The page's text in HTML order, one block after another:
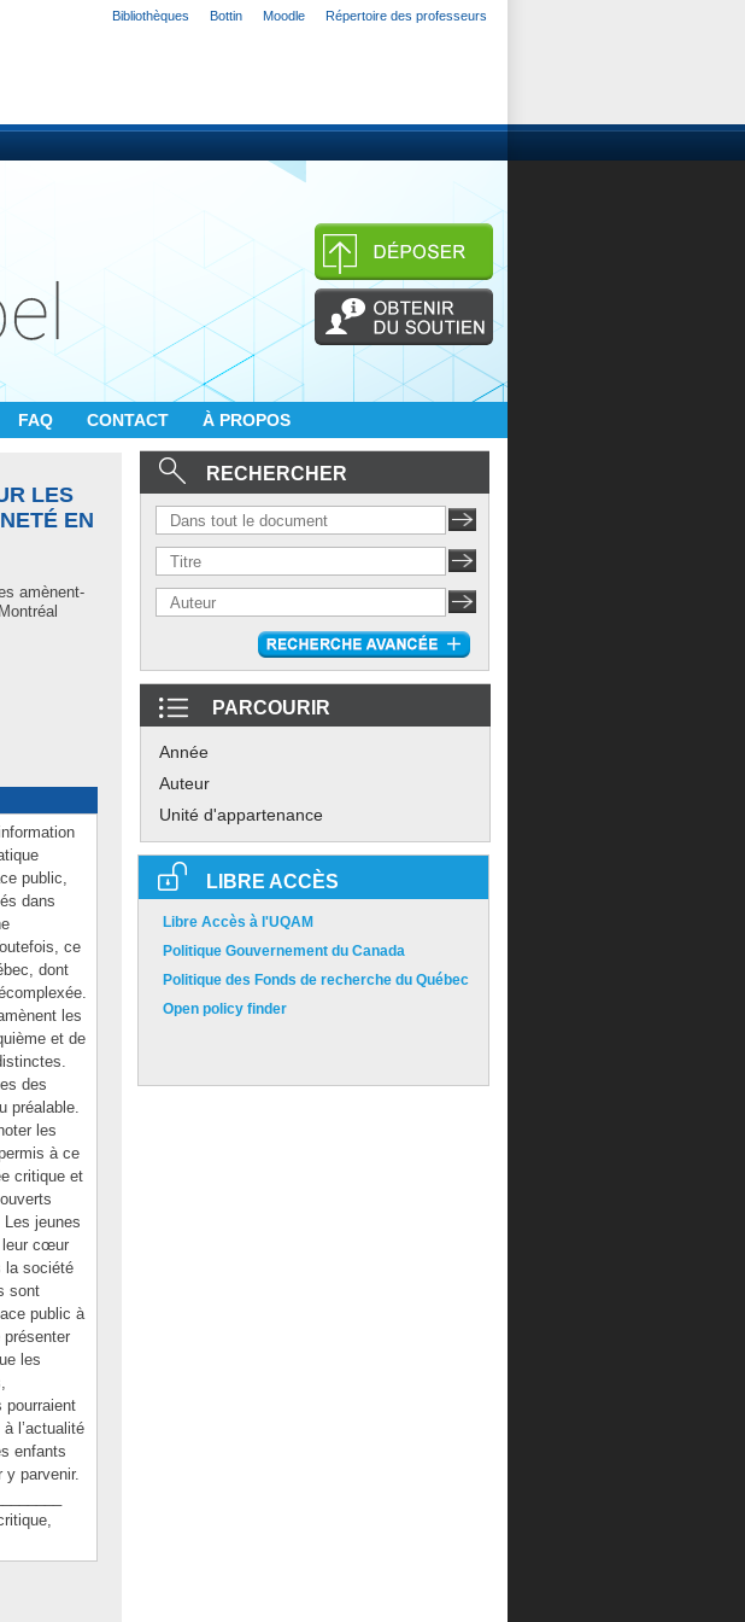
Bibliothèques Bottin Moodle Répertoire des professeurs
FAQ CONTACT À PROPOS
LES
EN
amènent-
public,
dans
ce
dont
les
et de
des
préalable.
les
à ce
critique et
jeunes
leur cœur
la société
sont
public à
les
pourraient
l’actualité
enfants
y parvenir.
RECHERCHER
PARCOURIR
Année
Auteur
Unité d'appartenance
LIBRE ACCÈS
Libre Accès à l'UQAM
Politique Gouvernement du Canada
Politique des Fonds de recherche du Québec
Open policy finder